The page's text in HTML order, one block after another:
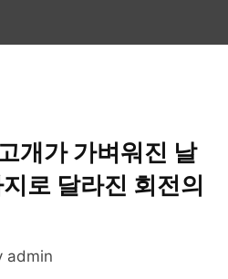
개가 가벼워진 날
로 달라진 회전의
admin